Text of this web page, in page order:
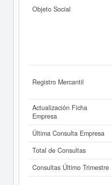
Objeto Social
Registro Mercantil
Actualización Ficha
Empresa
Última Consulta Empresa
Total de Consultas
Consultas Último Trimestre